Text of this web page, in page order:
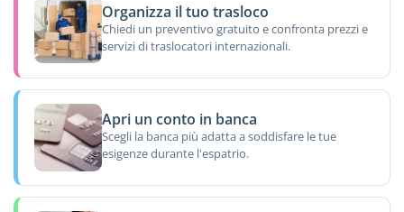
Organizza il tuo trasloco
Chiedi un preventivo gratuito e confronta prezzi e
servizi di traslocatori internazionali.
Apri un conto in banca
Scegli la banca più adatta a soddisfare le tue
esigenze durante l'espatrio.